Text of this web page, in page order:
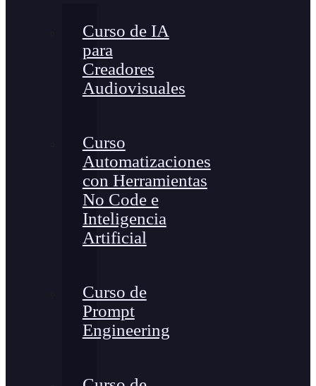
Curso de IA
para
Creadores
Audiovisuales
Curso
Automatizaciones
con Herramientas
No Code e
Inteligencia
Artificial
Curso de
Prompt
Engineering